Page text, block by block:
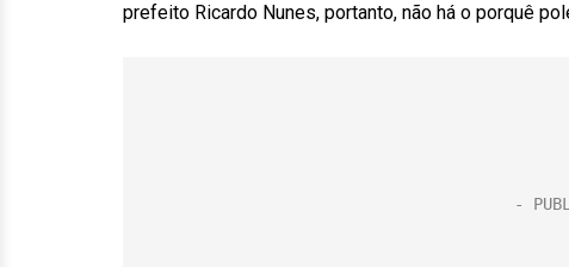
prefeito Ricardo Nunes, portanto, não há o porquê